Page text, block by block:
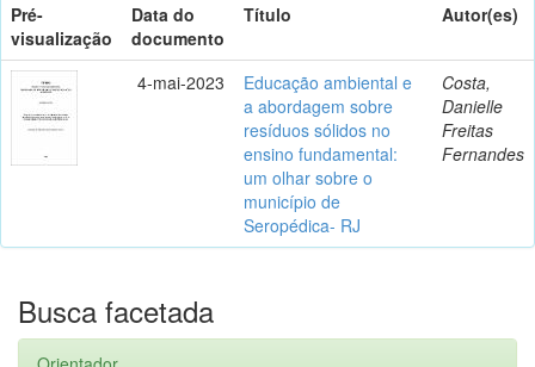
Pré-
visualização
Data do
documento
Título Autor(es)
4-mai-2023
Educação ambiental e
a abordagem sobre
resíduos sólidos no
ensino fundamental:
um olhar sobre o
município de
Seropédica- RJ
Costa,
Danielle
Freitas
Fernandes
Busca facetada